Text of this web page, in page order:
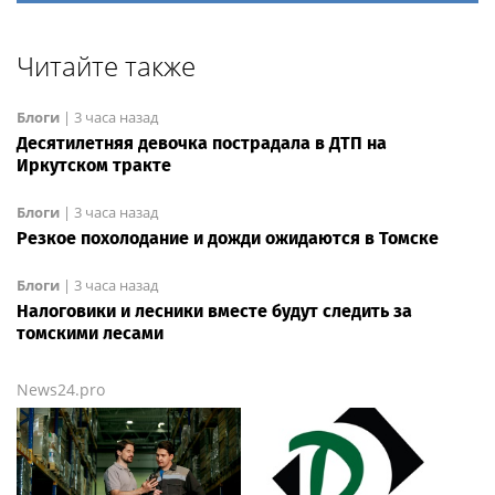
Читайте также
Блоги | 3 часа назад
Десятилетняя девочка пострадала в ДТП на
Иркутском тракте
Блоги | 3 часа назад
Резкое похолодание и дожди ожидаются в Томске
Блоги | 3 часа назад
Налоговики и лесники вместе будут следить за
томскими лесами
News24.pro